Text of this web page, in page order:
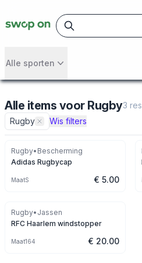
Alle sporten
Alle items voor Rugby3
Rugby
Wis filters
Rugby• Bescherming
Adidas Rugbycap
MaatS € 5.00
Rugby• Jassen
RFC Haarlem windstopper
Maat164 € 20.00